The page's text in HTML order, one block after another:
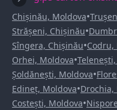
Chișinău, Moldova•
Strășeni, Chișinău•
Sîngera, Chișinău•Codru,
Orhei, Moldova•
Șoldănești, Moldova•
Edineț, Moldova•Drochia,
Costești, Moldova•